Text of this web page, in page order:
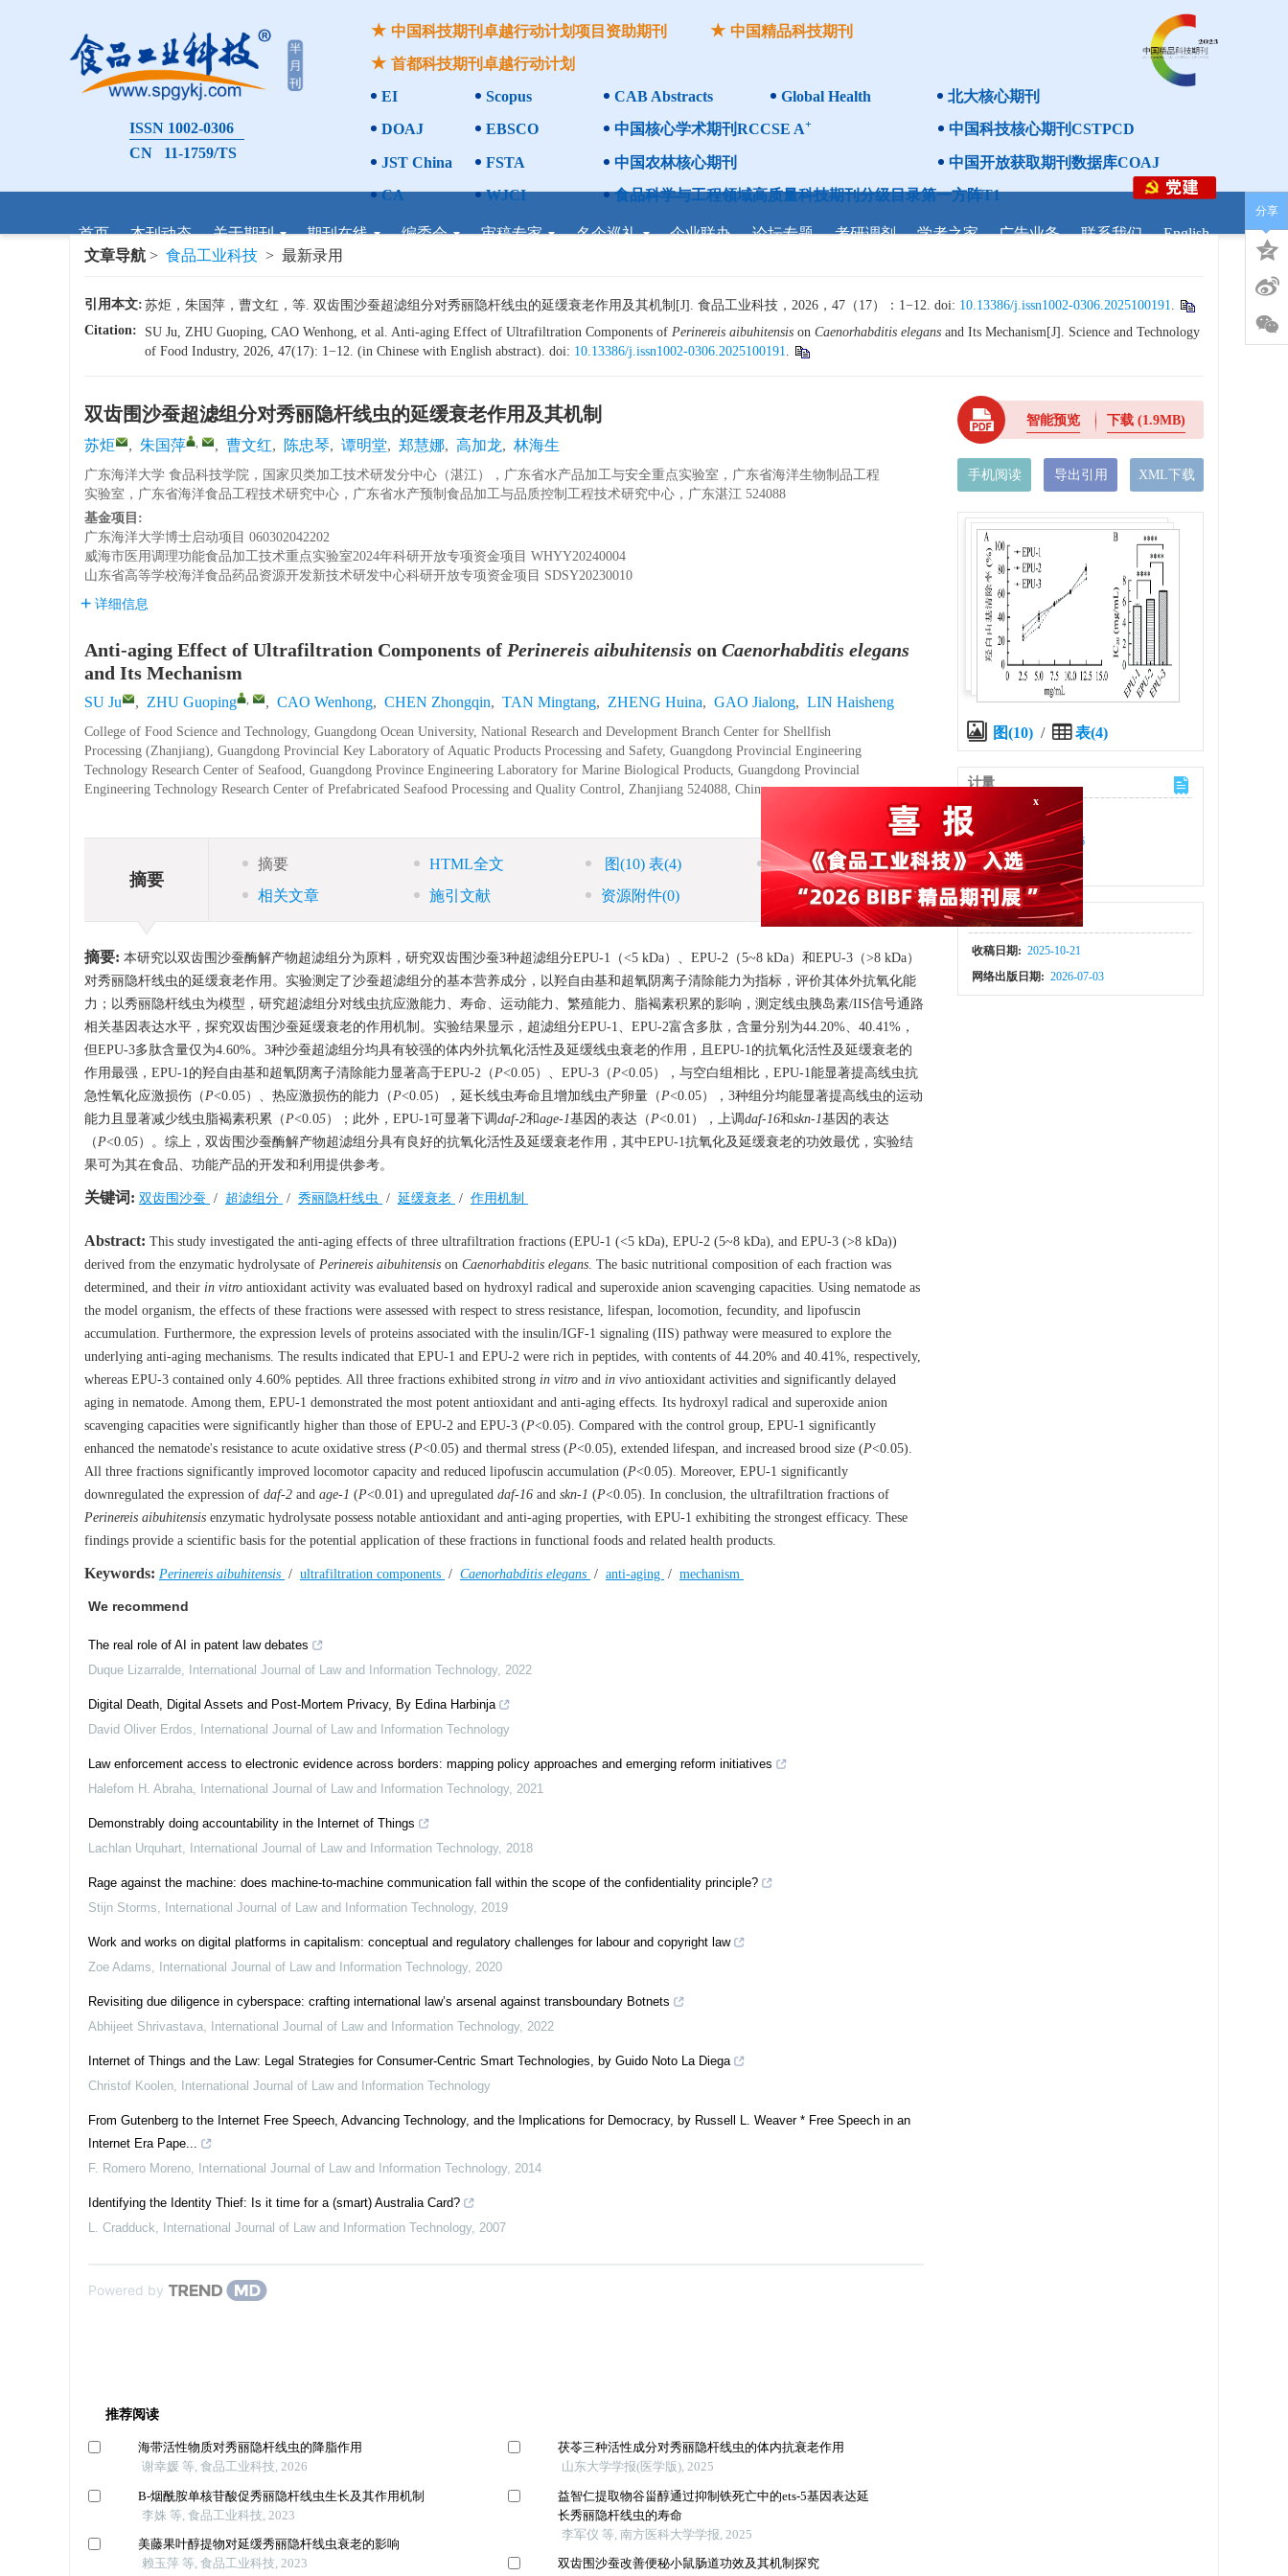
ISSN 1002-0306
CN 11-1759/TS
中国科技期刊卓越行动计划项目资助期刊
中国精品科技期刊
首都科技期刊卓越行动计划
EI
Scopus CAB Abstracts Global Health
北大核心期刊
DOAJ
EBSCO 中国核心学术期刊RCCSE A+ 中国科技核心期刊CSTPCD
JST China FSTA 中国农林核心期刊
中国开放获取期刊数据库COAJ
CA
WJCI 食品科学与工程领域高质量科技期刊分级目录第一方阵T1
首页 本刊动态 关于期刊 期刊在线 编委会 审稿专家 名企巡礼 企业联办 论坛专题 考研调剂 学者之家 广告业务 联系我们
English
文章导航 > 食品工业科技 > 最新录用
引用本文: 苏炬，朱国萍，曹文红，等. 双齿围沙蚕超滤组分对秀丽隐杆线虫的延缓衰老作用及其机制[J]. 食品工业科技，2026，47（17）：1−12. doi: 10.13386/j.issn1002-0306.2025100191.
Citation:
SU Ju, ZHU Guoping, CAO Wenhong, et al. Anti-aging Effect of Ultrafiltration Components of Perinereis aibuhitensis on Caenorhabditis elegans and Its Mechanism[J]. Science and Technology
of Food Industry, 2026, 47(17): 1−12. (in Chinese with English abstract). doi: 10.13386/j.issn1002-0306.2025100191.
双齿围沙蚕超滤组分对秀丽隐杆线虫的延缓衰老作用及其机制
苏炬 , 朱国萍 , , 曹文红, 陈忠琴, 谭明堂, 郑慧娜, 高加龙, 林海生
广东海洋大学 食品科技学院，国家贝类加工技术研发分中心（湛江），广东省水产品加工与安全重点实验室，广东省海洋生物制品工程
实验室，广东省海洋食品工程技术研究中心，广东省水产预制食品加工与品质控制工程技术研究中心，广东湛江 524088
基金项目:
广东海洋大学博士启动项目 060302042202
威海市医用调理功能食品加工技术重点实验室2024年科研开放专项资金项目 WHYY20240004
山东省高等学校海洋食品药品资源开发新技术研发中心科研开放专项资金项目 SDSY20230010
详细信息
Anti-aging Effect of Ultrafiltration Components of Perinereis aibuhitensis on Caenorhabditis elegans
and Its Mechanism
SU Ju , ZHU Guoping , , CAO Wenhong, CHEN Zhongqin, TAN Mingtang, ZHENG Huina, GAO Jialong, LIN Haisheng
College of Food Science and Technology, Guangdong Ocean University, National Research and Development Branch Center for Shellfish
Processing (Zhanjiang), Guangdong Provincial Key Laboratory of Aquatic Products Processing and Safety, Guangdong Provincial Engineering
Technology Research Center of Seafood, Guangdong Province Engineering Laboratory for Marine Biological Products, Guangdong Provincial
Engineering Technology Research Center of Prefabricated Seafood Processing and Quality Control, Zhanjiang 524088, China
摘要
摘要 HTML全文 图(10) 表(4) 参考文献(46)
相关文章
施引文献 资源附件(0)
摘要: 本研究以双齿围沙蚕酶解产物超滤组分为原料，研究双齿围沙蚕3种超滤组分EPU-1（<5 kDa）、EPU-2（5~8 kDa）和EPU-3（>8 kDa）
对秀丽隐杆线虫的延缓衰老作用。实验测定了沙蚕超滤组分的基本营养成分，以羟自由基和超氧阴离子清除能力为指标，评价其体外抗氧化能
力；以秀丽隐杆线虫为模型，研究超滤组分对线虫抗应激能力、寿命、运动能力、繁殖能力、脂褐素积累的影响，测定线虫胰岛素/IIS信号通路
相关基因表达水平，探究双齿围沙蚕延缓衰老的作用机制。实验结果显示，超滤组分EPU-1、EPU-2富含多肽，含量分别为44.20%、40.41%，
但EPU-3多肽含量仅为4.60%。3种沙蚕超滤组分均具有较强的体内外抗氧化活性及延缓线虫衰老的作用，且EPU-1的抗氧化活性及延缓衰老的
作用最强，EPU-1的羟自由基和超氧阴离子清除能力显著高于EPU-2（P<0.05）、EPU-3（P<0.05），与空白组相比，EPU-1能显著提高线虫抗
急性氧化应激损伤（P<0.05）、热应激损伤的能力（P<0.05），延长线虫寿命且增加线虫产卵量（P<0.05），3种组分均能显著提高线虫的运动
能力且显著减少线虫脂褐素积累（P<0.05）；此外，EPU-1可显著下调daf-2和age-1基因的表达（P<0.01），上调daf-16和skn-1基因的表达
（P<0.05）。综上，双齿围沙蚕酶解产物超滤组分具有良好的抗氧化活性及延缓衰老作用，其中EPU-1抗氧化及延缓衰老的功效最优，实验结
果可为其在食品、功能产品的开发和利用提供参考。
关键词: 双齿围沙蚕 / 超滤组分 / 秀丽隐杆线虫 / 延缓衰老 / 作用机制
Abstract: This study investigated the anti-aging effects of three ultrafiltration fractions (EPU-1 (<5 kDa), EPU-2 (5~8 kDa), and EPU-3 (>8 kDa))
derived from the enzymatic hydrolysate of Perinereis aibuhitensis on Caenorhabditis elegans. The basic nutritional composition of each fraction was
determined, and their in vitro antioxidant activity was evaluated based on hydroxyl radical and superoxide anion scavenging capacities. Using nematode as
the model organism, the effects of these fractions were assessed with respect to stress resistance, lifespan, locomotion, fecundity, and lipofuscin
accumulation. Furthermore, the expression levels of proteins associated with the insulin/IGF-1 signaling (IIS) pathway were measured to explore the
underlying anti-aging mechanisms. The results indicated that EPU-1 and EPU-2 were rich in peptides, with contents of 44.20% and 40.41%, respectively,
whereas EPU-3 contained only 4.60% peptides. All three fractions exhibited strong in vitro and in vivo antioxidant activities and significantly delayed
aging in nematode. Among them, EPU-1 demonstrated the most potent antioxidant and anti-aging effects. Its hydroxyl radical and superoxide anion
scavenging capacities were significantly higher than those of EPU-2 and EPU-3 (P<0.05). Compared with the control group, EPU-1 significantly
enhanced the nematode's resistance to acute oxidative stress (P<0.05) and thermal stress (P<0.05), extended lifespan, and increased brood size (P<0.05).
All three fractions significantly improved locomotor capacity and reduced lipofuscin accumulation (P<0.05). Moreover, EPU-1 significantly
downregulated the expression of daf-2 and age-1 (P<0.01) and upregulated daf-16 and skn-1 (P<0.05). In conclusion, the ultrafiltration fractions of
Perinereis aibuhitensis enzymatic hydrolysate possess notable antioxidant and anti-aging properties, with EPU-1 exhibiting the strongest efficacy. These
findings provide a scientific basis for the potential application of these fractions in functional foods and related health products.
Keywords: Perinereis aibuhitensis / ultrafiltration components / Caenorhabditis elegans / anti-aging / mechanism
We recommend
The real role of AI in patent law debates
Duque Lizarralde, International Journal of Law and Information Technology, 2022
Digital Death, Digital Assets and Post-Mortem Privacy, By Edina Harbinja
David Oliver Erdos, International Journal of Law and Information Technology
Law enforcement access to electronic evidence across borders: mapping policy approaches and emerging reform initiatives
Halefom H. Abraha, International Journal of Law and Information Technology, 2021
Demonstrably doing accountability in the Internet of Things
Lachlan Urquhart, International Journal of Law and Information Technology, 2018
Rage against the machine: does machine-to-machine communication fall within the scope of the confidentiality principle?
Stijn Storms, International Journal of Law and Information Technology, 2019
Work and works on digital platforms in capitalism: conceptual and regulatory challenges for labour and copyright law
Zoe Adams, International Journal of Law and Information Technology, 2020
Revisiting due diligence in cyberspace: crafting international law’s arsenal against transboundary Botnets
Abhijeet Shrivastava, International Journal of Law and Information Technology, 2022
Internet of Things and the Law: Legal Strategies for Consumer-Centric Smart Technologies, by Guido Noto La Diega
Christof Koolen, International Journal of Law and Information Technology
From Gutenberg to the Internet Free Speech, Advancing Technology, and the Implications for Democracy, by Russell L. Weaver * Free Speech in an
Internet Era Pape...
F. Romero Moreno, International Journal of Law and Information Technology, 2014
Identifying the Identity Thief: Is it time for a (smart) Australia Card?
L. Cradduck, International Journal of Law and Information Technology, 2007
Powered by
智能预览 下载(1.9MB)
手机阅读 导出引用 XML下载
图(10) / 表(4)
计量
文章访问数:
73
HTML全文浏览量:
26
PDF下载量: 29
出版历程
收稿日期: 2025-10-21
网络出版日期: 2026-07-03
分享